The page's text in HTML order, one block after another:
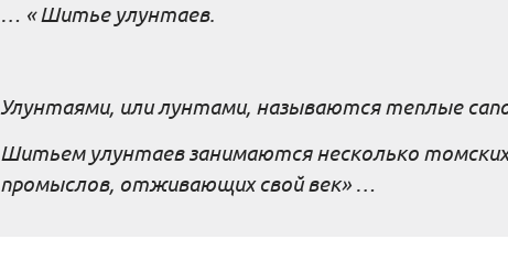
… « Шитье улунтаев.
Улунтаями, или лунтами, называются теплые
Шитьем улунтаев занимаются несколько
промыслов, отживающих свой век» …